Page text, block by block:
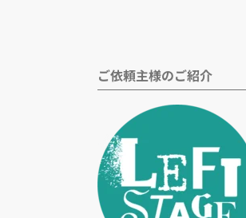
ご依頼主様のご紹介